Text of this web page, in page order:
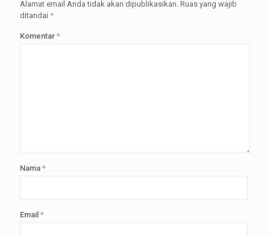
Alamat email Anda tidak akan dipublikasikan. Ruas yang wajib
ditandai *
Komentar *
Nama *
Email *